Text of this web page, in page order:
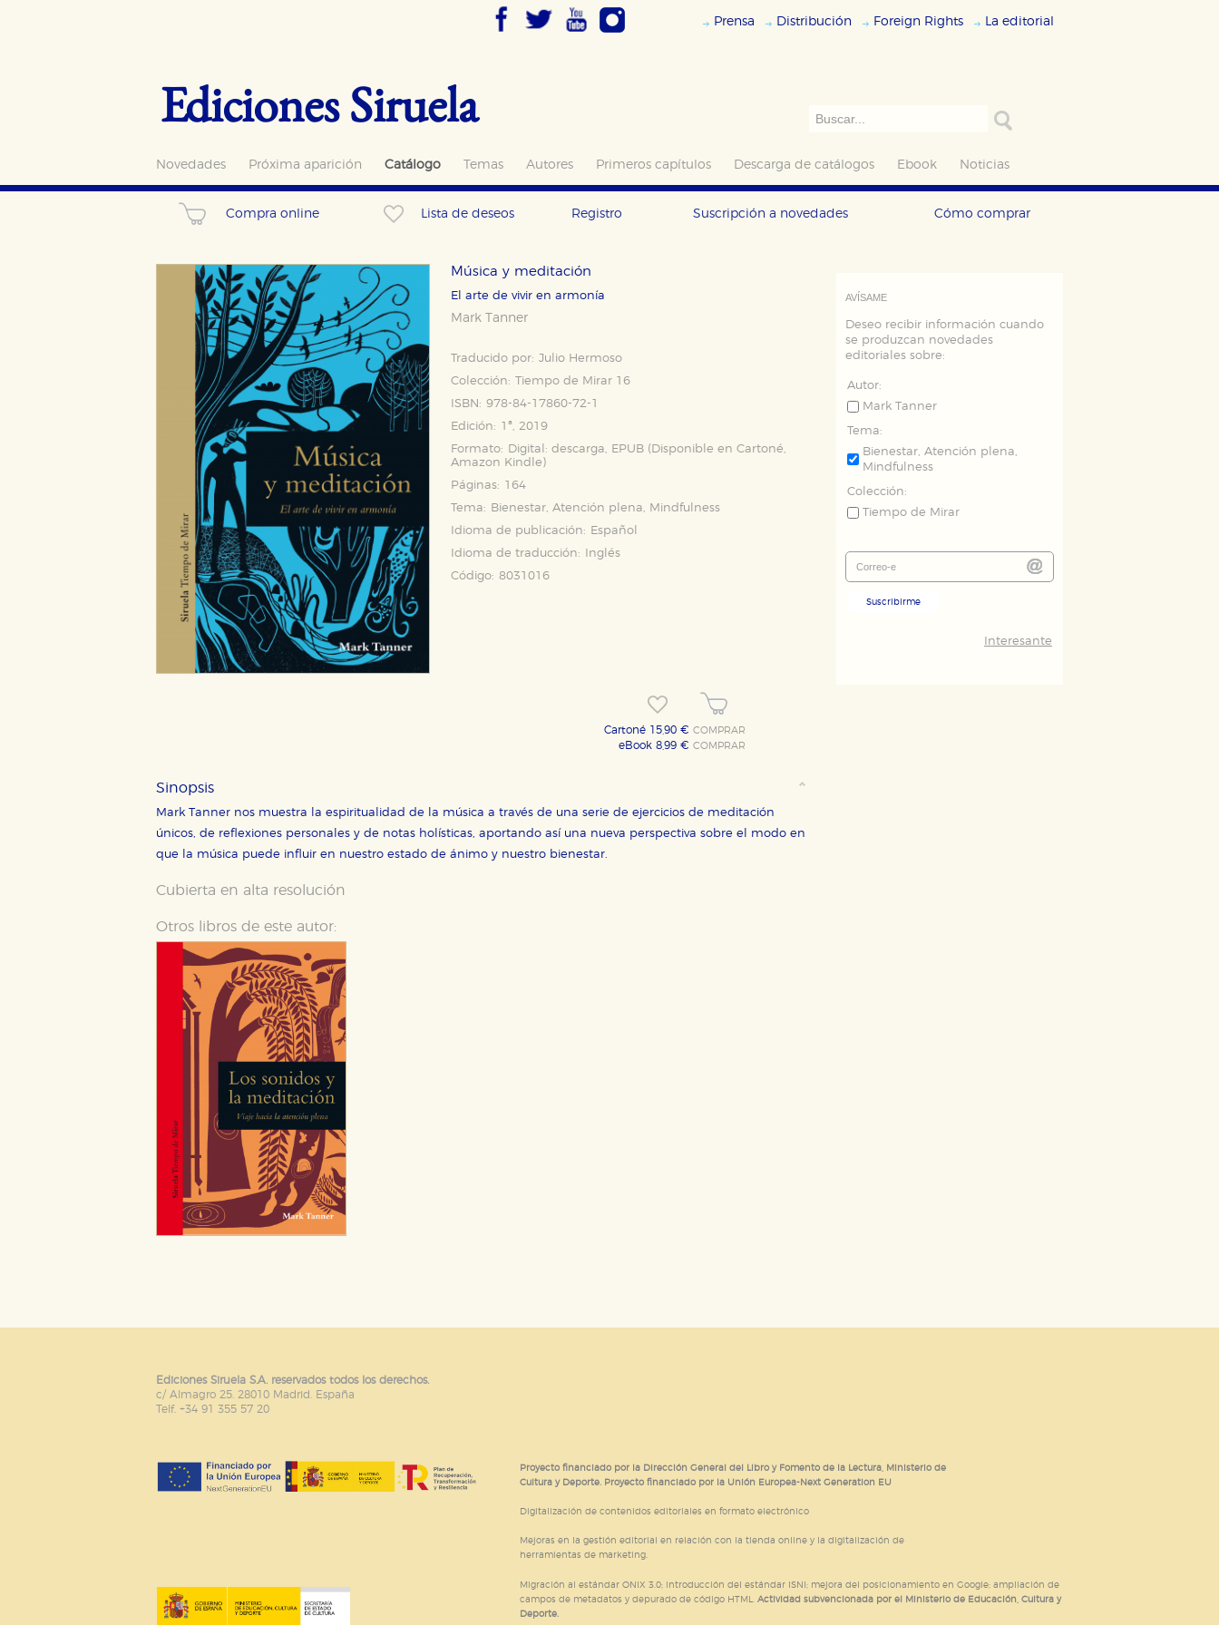
Prensa Distribución Foreign Rights La editorial
Ediciones Siruela
Novedades Próxima aparición Catálogo Temas Autores Primeros capítulos Descarga de catálogos Ebook Noticias
Compra online Lista de deseos Registro Suscripción a novedades Cómo comprar
Música y meditación
El arte de vivir en armonía
Mark Tanner
Traducido por: Julio Hermoso
Colección: Tiempo de Mirar 16
ISBN: 978-84-17860-72-1
Edición: 1ª, 2019
Formato:
Digital: descarga, EPUB (Disponible en Cartoné,
Amazon Kindle )
Páginas: 164
Tema:
Bienestar, Atención plena, Mindfulness
Idioma de publicación:
Español
Idioma de traducción:
Inglés
Código: 8031016
Cartoné 15,90 €COMPRAR
eBook 8,99 €COMPRAR
Sinopsis
Mark Tanner nos muestra la espiritualidad de la música a través de una serie de ejercicios de meditación
únicos, de reflexiones personales y de notas holísticas, aportando así una nueva perspectiva sobre el modo en
que la música puede influir en nuestro estado de ánimo y nuestro bienestar.
Cubierta en alta resolución
Otros libros de este autor:
AVÍSAME
Deseo recibir información cuando
se produzcan novedades
editoriales sobre:
Autor:
Mark Tanner
Tema:
Bienestar, Atención plena,
Mindfulness
Colección:
Tiempo de Mirar
Suscribirme
Interesante
Ediciones Siruela S.A. reservados todos los derechos.
c/ Almagro 25. 28010 Madrid. España
Telf. +34 91 355 57 20
Proyecto financiado por la Dirección General del Libro y Fomento de la Lectura, Ministerio de
Cultura y Deporte. Proyecto financiado por la Unión Europea-Next Generation EU
Digitalización de contenidos editoriales en formato electrónico
Mejoras en la gestión editorial en relación con la tienda online y la digitalización de
herramientas de marketing.
Migración al estándar ONIX 3.0; introducción del estándar ISNI; mejora del posicionamiento en Google; ampliación de
campos de metadatos y depurado de código HTML. Actividad subvencionada por el Ministerio de Educación, Cultura y
Deporte.
HABILITAR TODO
hacerlo desde el navegador, pero en ese caso es posible que algunas áreas de nuestra web dejen de funcionar correctamente.
Cookies de rendimiento y analíticas
configuraciones de servicios para que no tenga que reconfigurarlos cada vez que nos visita. La información es agregada y, por lo
tanto, es anónima.
Cookies de publicidad y redes sociales
Estas cookies son gestionadas por nuestros socios publicitarios y se utilizan para mostrar publicidad relevante para sus intereses en
otros sitios. No almacenan directamente información personal sino que se basan en la identificación única de su navegador y
dispositivo de internet.
GUARDAR CONFIGURACIÓN
Puede consultar nuestra